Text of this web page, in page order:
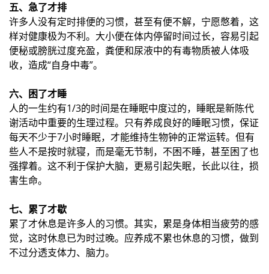
五、急了才排
许多人没有定时排便的习惯，甚至有便不解，宁愿憋着，这
样对健康极为不利。大小便在体内停留时间过长，容易引起
便秘或膀胱过度充盈，粪便和尿液中的有毒物质被人体吸
收，造成“自身中毒”。
六、困了才睡
人的一生约有1/3的时间是在睡眠中度过的，睡眠是新陈代
谢活动中重要的生理过程。只有养成良好的睡眠习惯，保证
每天不少于7小时睡眠，才能维持生物钟的正常运转。但有
些人不是按时就寝，而是毫无节制，不困不睡，甚至困了也
强撑着。这不利于保护大脑，更易引起失眠，长此以往，损
害生命。
七、累了才歇
累了才休息是许多人的习惯。其实，累是身体相当疲劳的感
觉，这时休息已为时过晚。应养成不累也休息的习惯，做到
不过分透支体力、脑力。